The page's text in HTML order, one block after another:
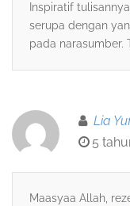
Inspiratif
serupa dengan
pada narasumber.
Lia
5
Maasyaa Allah,